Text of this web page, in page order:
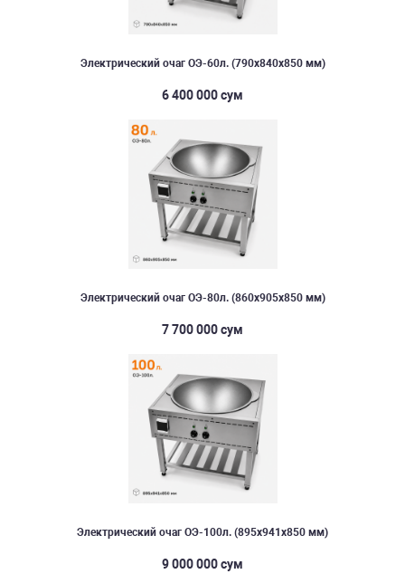
Электрический очаг ОЭ-60л. (790х840х850 мм)
6 400 000 сум
Электрический очаг ОЭ-80л. (860х905х850 мм)
7 700 000 сум
Электрический очаг ОЭ-100л. (895х941х850 мм)
9 000 000 сум